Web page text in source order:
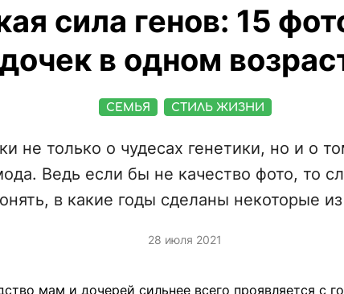
сила генов: 15
дочек в одном
СЕМЬЯ СТИЛЬ ЖИЗНИ
не только о чудесах генетики, но и о
Ведь если бы не качество фото, то
в какие годы сделаны некоторые
28 июля 2021
мам и дочерей сильнее всего проявляется с